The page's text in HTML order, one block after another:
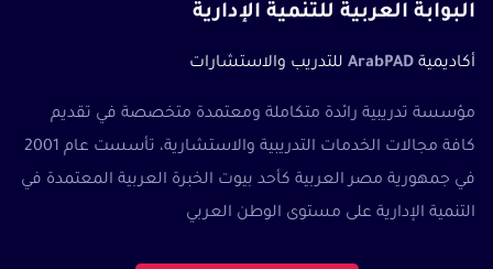
البوابة العربية للتنمية الإدارية
أكاديمية ArabPAD للتدريب والاستشارات
مؤسسة تدريبية رائدة متكاملة ومعتمدة متخصصة في تقديم
كافة مجالات الخدمات التدريبية والاستشارية، تأسست عام 2001
في جمهورية مصر العربية كأحد بيوت الخبرة العربية المعتمدة في
التنمية الإدارية على مستوى الوطن العربي